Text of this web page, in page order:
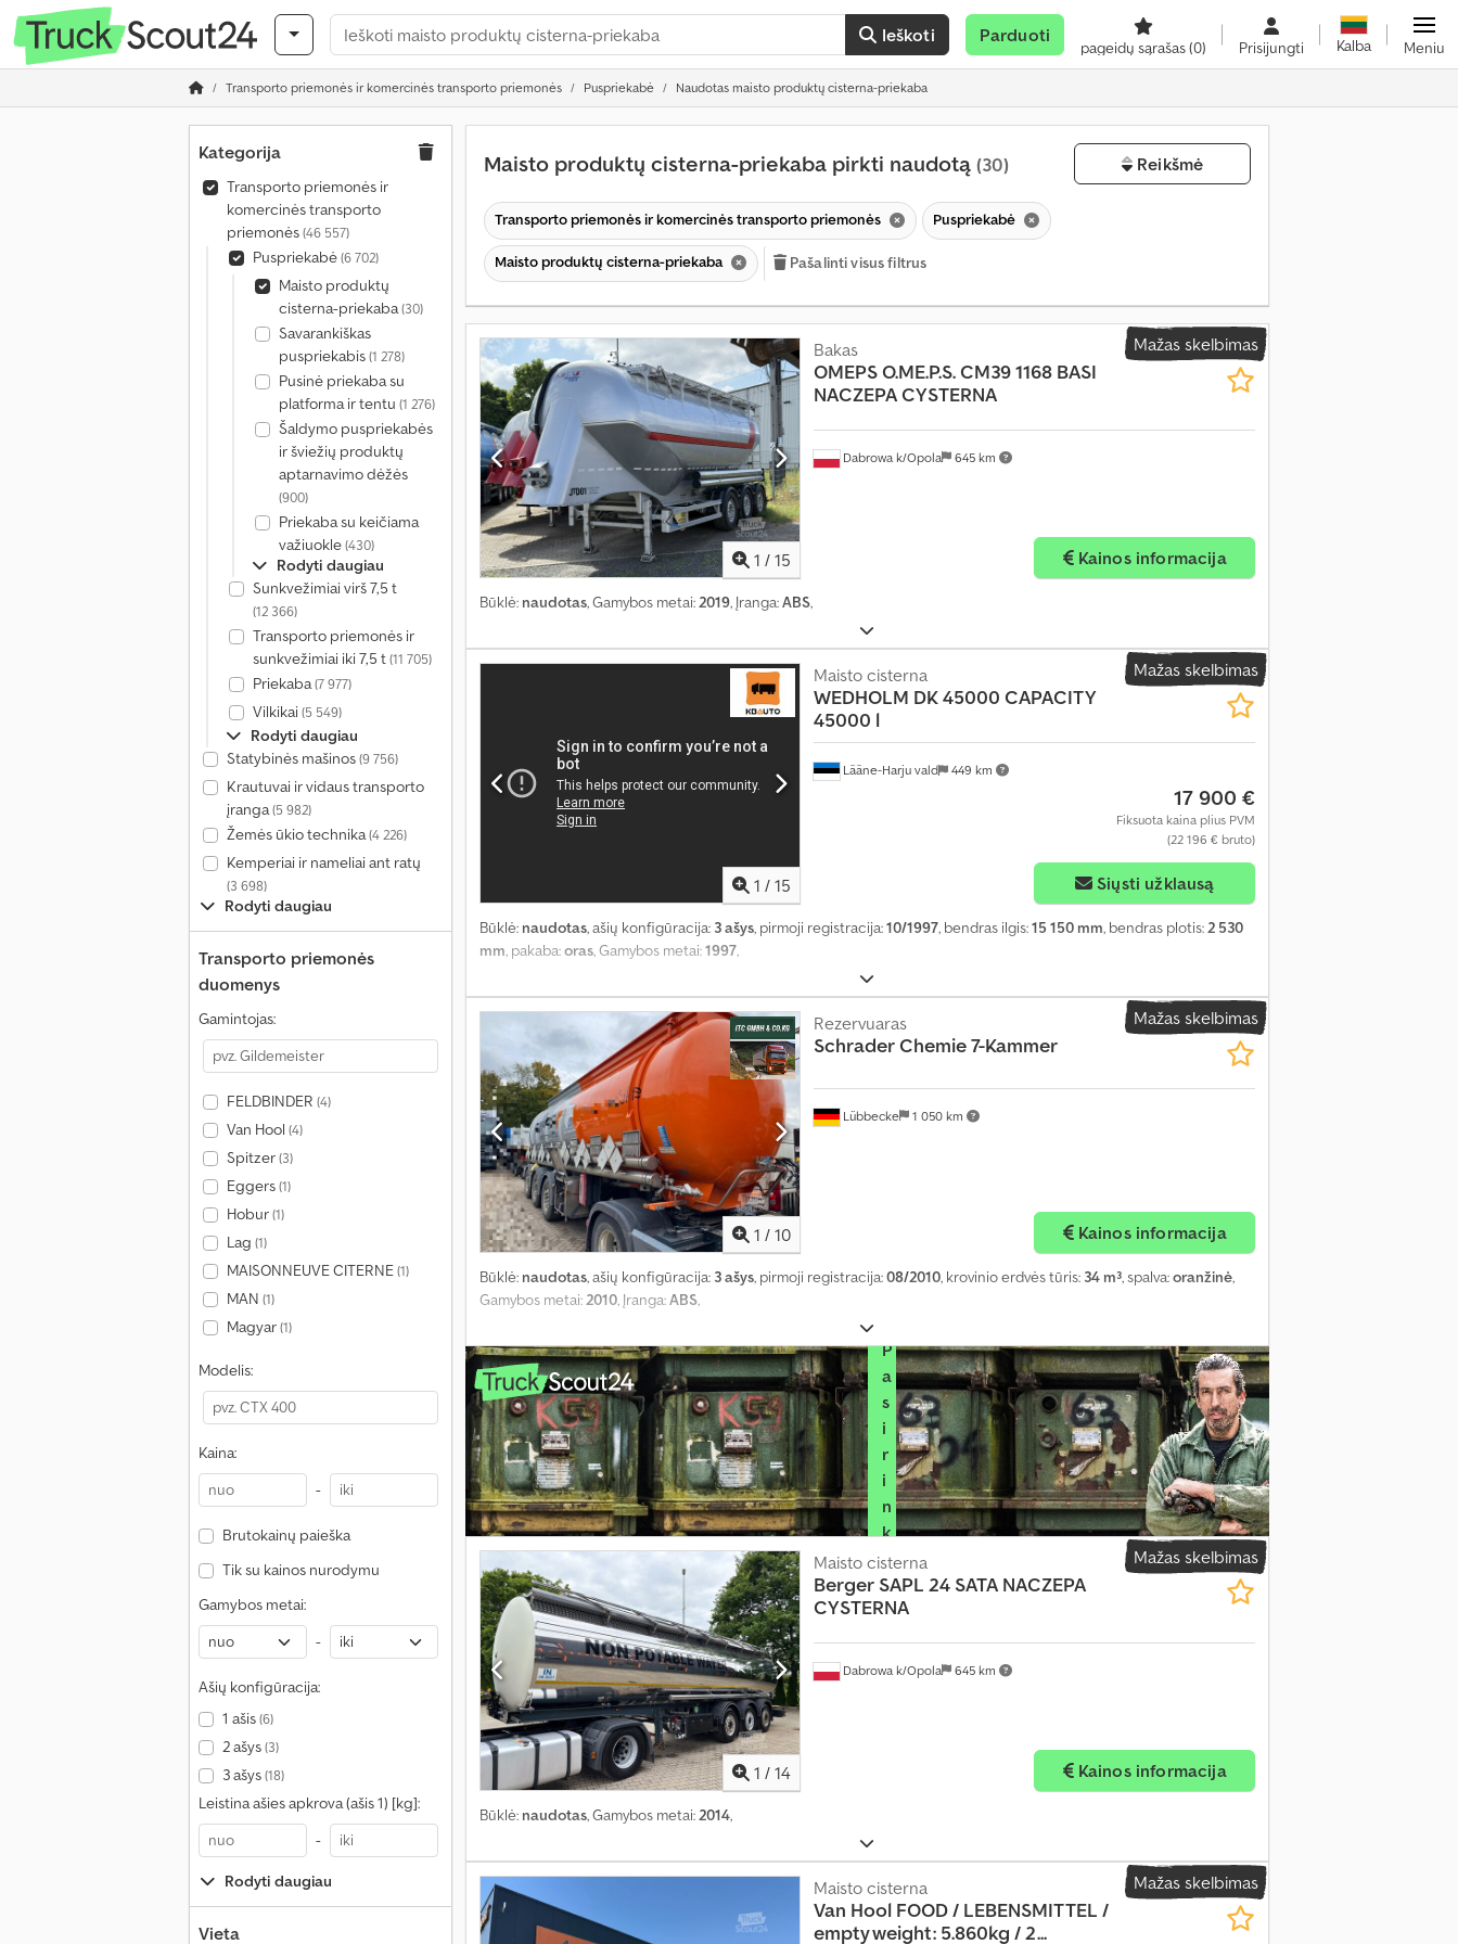
Ieškoti Parduoti
pageidų sąrašas(0) Prisijungti Kalba Meniu
Transporto priemonės ir komercinės transporto priemonės Puspriekabė Naudotas maisto produktų cisterna-priekaba
Kategorija
Transporto priemonės ir
komercinės transporto
priemonės(46 557)
Puspriekabė(6 702)
Maisto produktų
cisterna-priekaba(30)
Savarankiškas
puspriekabis(1 278)
Pusinė priekaba su
platforma ir tentu (1 276)
Šaldymo puspriekabės
ir šviežių produktų
aptarnavimo dėžės
(900)
Priekaba su keičiama
važiuokle(430)
Rodyti daugiau
Sunkvežimiai virš 7,5 t
(12 366)
Transporto priemonės ir
sunkvežimiai iki 7,5 t(11 705)
Priekaba(7 977)
Vilkikai(5 549)
Rodyti daugiau
Statybinės mašinos(9 756)
Krautuvai ir vidaus transporto
įranga(5 982)
Žemės ūkio technika(4 226)
Kemperiai ir nameliai ant ratų
(3 698)
Rodyti daugiau
Transporto priemonės
duomenys
Gamintojas:
FELDBINDER (4)
Van Hool (4)
Spitzer(3)
Eggers(1)
Hobur(1)
Lag (1)
MAISONNEUVE CITERNE(1)
MAN (1)
Magyar(1)
Modelis:
Kaina:
-
Brutokainų paieška
Tik su kainos nurodymu
Gamybos metai:
-
Ašių konfigūracija:
1 ašis(6)
2 ašys(3)
3 ašys(18)
Leistina ašies apkrova (ašis 1) [kg]:
-
Rodyti daugiau
Vieta
Maisto produktų cisterna-priekaba pirkti naudotą (30) Reikšmė
Transporto priemonės ir komercinės transporto priemonės Puspriekabė
Maisto produktų cisterna-priekaba Pašalinti visus filtrus
Mažas skelbimas
1 / 15
Dabrowa k/Opola 645 km
Bakas
OMEPSO.ME.P.S. CM39 1168 BASI
NACZEPA CYSTERNA
Kainos informacija
Būklė: naudotas, Gamybos metai:2019, Įranga:ABS,
Mažas skelbimas
1 / 15
Lääne-Harju vald 449 km
Maisto cisterna
WEDHOLM DK 45000 CAPACITY
45000 l
17 900 €
Fiksuota kaina plius PVM
(22 196 € bruto)
Siųsti užklausą
Būklė: naudotas, ašių konfigūracija: 3 ašys, pirmoji registracija:10/1997, bendras ilgis:15 150 mm, bendras plotis:2 530
mm, pakaba:oras, Gamybos metai:1997,
Mažas skelbimas
1 / 10
Lübbecke 1 050 km
Rezervuaras
SchraderChemie 7-Kammer
Kainos informacija
Būklė: naudotas, ašių konfigūracija: 3 ašys, pirmoji registracija:08/2010, krovinio erdvės tūris: 34 m³, spalva:oranžinė,
Gamybos metai: 2010 , Įranga:ABS
a
r
d
i
a
s
d
g
m
i
l
i
j
o
a
d
o
ė
j
u
s
ų
e
s
P
a
s
i
r
i
n
k
i
t
e
n
k
o
Mažas skelbimas
1 / 14
Dabrowa k/Opola 645 km
Maisto cisterna
Berger SAPL 24 SATA NACZEPA
CYSTERNA
Kainos informacija
Būklė: naudotas, Gamybos metai:2014,
Mažas skelbimas
Maisto cisterna
Van Hool FOOD / LEBENSMITTEL /
empty weight: 5.860kg / 2...